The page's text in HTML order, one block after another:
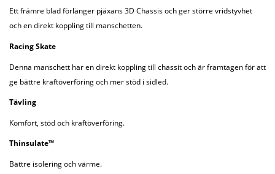
Ett främre blad förlänger pjäxans 3D Chassis och ger större vridstyvhet
och en direkt koppling till manschetten.
Racing Skate
Denna manschett har en direkt koppling till chassit och är framtagen för att
ge bättre kraftöverföring och mer stöd i sidled.
Tävling
Komfort, stöd och kraftöverföring.
Thinsulate™
Bättre isolering och värme.